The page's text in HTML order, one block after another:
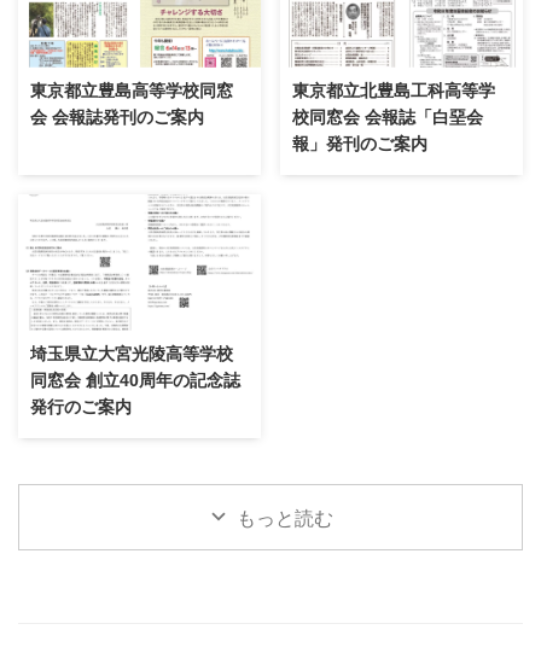
東京都立豊島高等学校同窓
会 会報誌発刊のご案内
東京都立北豊島工科高等学
校同窓会 会報誌「白堊会
報」発刊のご案内
埼玉県立大宮光陵高等学校
同窓会 創立40周年の記念誌
発行のご案内
もっと読む